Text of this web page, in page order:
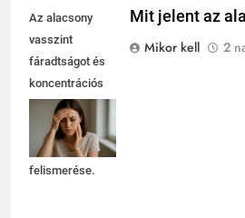
Az alacsony
vasszint
fáradtságot és
koncentrációs
nehézségeket
okozhat, ezért
fontos a tünetek
felismerése.
Mit jelent az
Mikor kell
2